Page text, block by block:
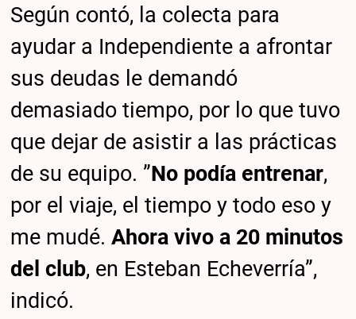
Según contó, la colecta para
ayudar a Independiente a afrontar
sus deudas le demandó
demasiado tiempo, por lo que tuvo
que dejar de asistir a las prácticas
de su equipo. ”No podía entrenar,
por el viaje, el tiempo y todo eso y
me mudé.Ahora vivo a 20 minutos
del club, en Esteban Echeverría”,
indicó.